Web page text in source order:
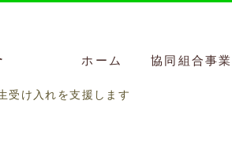
受け入れを支援します
ホーム 協同組合事業